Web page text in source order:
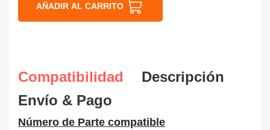
AÑADIR AL CARRITO
Compatibilidad
Descripción
Envío & Pago
Número de Parte compatible